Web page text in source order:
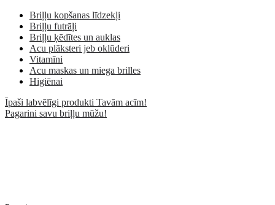
Briļļu kopšanas līdzekļi
Briļļu futrāļi
Briļļu ķēdītes un auklas
Acu plāksteri jeb oklūderi
Vitamīni
Acu maskas un miega brilles
Higiēnai
Īpaši labvēlīgi produkti Tavām acīm!
Pagarini savu briļļu mūžu!